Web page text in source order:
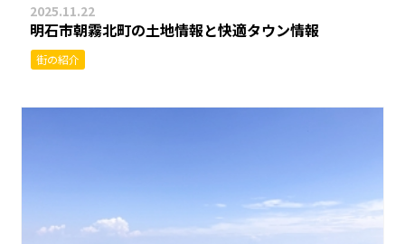
2025.11.22
明石市朝霧北町の土地情報と快適タウン情報
街の紹介